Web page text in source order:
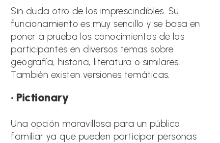
Sin duda otro de los imprescindibles. Su
funcionamiento es muy sencillo y se basa en
poner a prueba los conocimientos de los
participantes en diversos temas sobre
geografía, historia, literatura o similares.
También existen versiones temáticas.
· Pictionary
Una opción maravillosa para un público
familiar ya que pueden participar personas